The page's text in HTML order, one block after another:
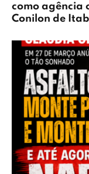
como agência
Conilon de